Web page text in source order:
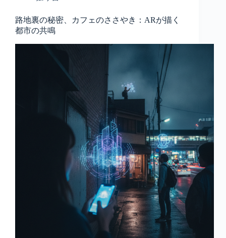
路地裏の秘密、カフェのささやき：ARが描く
都市の共鳴